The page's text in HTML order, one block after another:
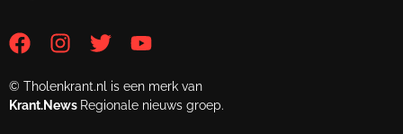
© Tholenkrant.nl is een merk van
Krant.News Regionale nieuws groep.